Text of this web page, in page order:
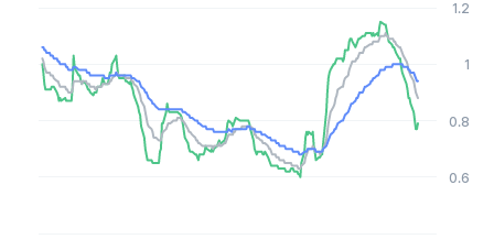
The chart has 1 X axis displaying Time. Data ranges from
The chart has 1 Y axis displaying values. Data ranges from 0.6
0.6
0.8
1
1.2